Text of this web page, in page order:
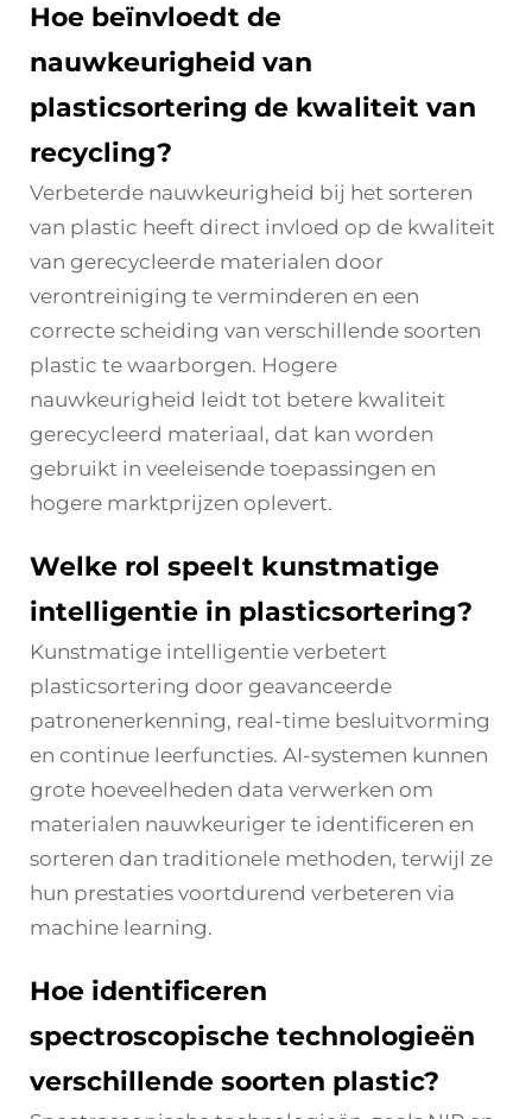
Hoe beïnvloedt de
nauwkeurigheid van
plasticsortering de kwaliteit van
recycling?
Verbeterde nauwkeurigheid bij het sorteren
van plastic heeft direct invloed op de kwaliteit
van gerecycleerde materialen door
verontreiniging te verminderen en een
correcte scheiding van verschillende soorten
plastic te waarborgen. Hogere
nauwkeurigheid leidt tot betere kwaliteit
gerecycleerd materiaal, dat kan worden
gebruikt in veeleisende toepassingen en
hogere marktprijzen oplevert.
Welke rol speelt kunstmatige
intelligentie in plasticsortering?
Kunstmatige intelligentie verbetert
plasticsortering door geavanceerde
patronenerkenning, real-time besluitvorming
en continue leerfuncties. AI-systemen kunnen
grote hoeveelheden data verwerken om
materialen nauwkeuriger te identificeren en
sorteren dan traditionele methoden, terwijl ze
hun prestaties voortdurend verbeteren via
machine learning.
Hoe identificeren
spectroscopische technologieën
verschillende soorten plastic?